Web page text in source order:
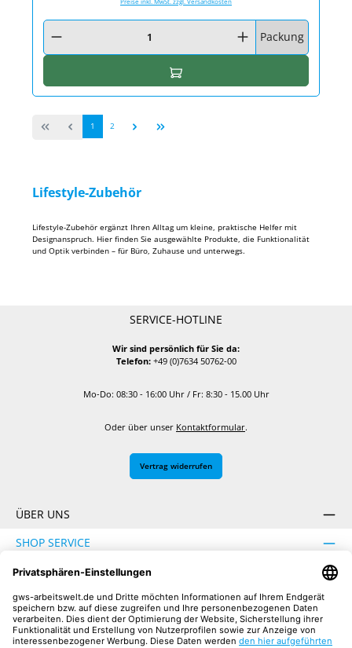
Produkt Anzahl: Gib den gewünschten Wert ein oder benutze die
Packung
In den Warenkorb
Seite
1 Seite
2
Lifestyle-Zubehör
Lifestyle-Zubehör ergänzt Ihren Alltag um kleine, praktische Helfer mit
Designanspruch. Hier finden Sie ausgewählte Produkte, die Funktionalität
und Optik verbinden – für Büro, Zuhause und unterwegs.
SERVICE-HOTLINE
Wir sind persönlich für Sie da:
Telefon:+49 (0)7634 50762-00
Mo-Do: 08:30 - 16:00 Uhr / Fr: 8:30 - 15.00 Uhr
Oder über unser Kontaktformular.
Vertrag widerrufen
ÜBER UNS
SHOP SERVICE
INFORMATION
SICHER EINKAUFEN
UNSERE COMMUNITIES